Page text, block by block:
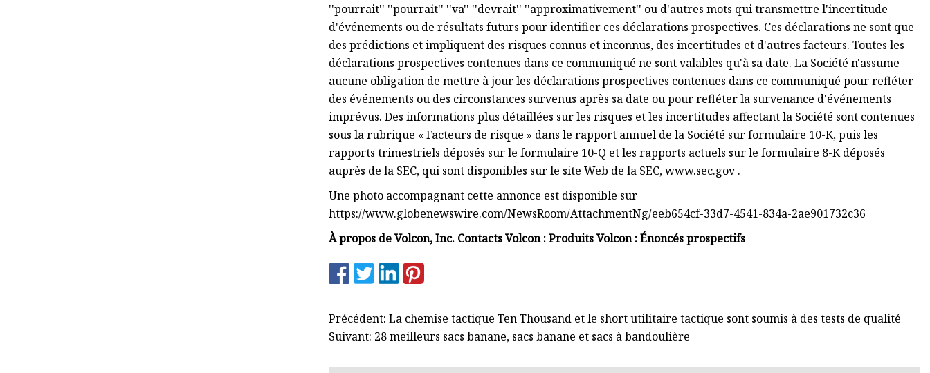
''pourrait'' ''pourrait'' ''va'' ''devrait'' ''approximativement'' ou d'autres mots qui transmettre l'incertitude
d'événements ou de résultats futurs pour identifier ces déclarations prospectives. Ces déclarations ne sont que
des prédictions et impliquent des risques connus et inconnus, des incertitudes et d'autres facteurs. Toutes les
déclarations prospectives contenues dans ce communiqué ne sont valables qu'à sa date. La Société n'assume
aucune obligation de mettre à jour les déclarations prospectives contenues dans ce communiqué pour refléter
des événements ou des circonstances survenus après sa date ou pour refléter la survenance d'événements
imprévus. Des informations plus détaillées sur les risques et les incertitudes affectant la Société sont contenues
sous la rubrique « Facteurs de risque » dans le rapport annuel de la Société sur formulaire 10-K, puis les
rapports trimestriels déposés sur le formulaire 10-Q et les rapports actuels sur le formulaire 8-K déposés
auprès de la SEC, qui sont disponibles sur le site Web de la SEC, www.sec.gov .
Une photo accompagnant cette annonce est disponible sur
https://www.globenewswire.com/NewsRoom/AttachmentNg/eeb654cf-33d7-4541-834a-2ae901732c36
À propos de Volcon, Inc. Contacts Volcon : Produits Volcon : Énoncés prospectifs
Précédent: La chemise tactique Ten Thousand et le short utilitaire tactique sont soumis à des tests de qualité
Suivant: 28 meilleurs sacs banane, sacs banane et sacs à bandoulière